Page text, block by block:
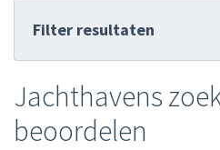
Filter resultaten
Jachthavens
beoordelen